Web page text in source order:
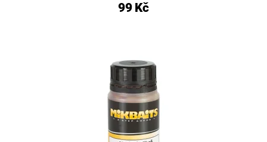
99 Kč